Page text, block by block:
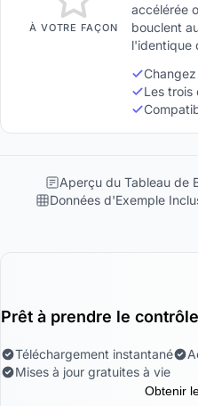
À VOTRE FAÇON
accélérée
bouclent
l'identique
Les trois
Aperçu du Tableau de
Données d'Exemple
Prêt à prendre le
Téléchargement instantané
Mises à jour gratuites à vie
Obtenir